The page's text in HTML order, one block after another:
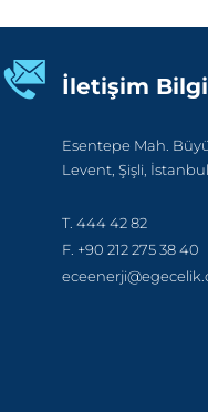
İletişim
Esentepe Mah.
Levent, Şişli, İstanbul
T. 444 42 82
F. +90 212 275 38 40